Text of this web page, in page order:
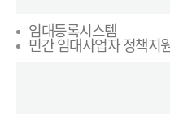
임대등록시스템
민간 임대사업자 정책지